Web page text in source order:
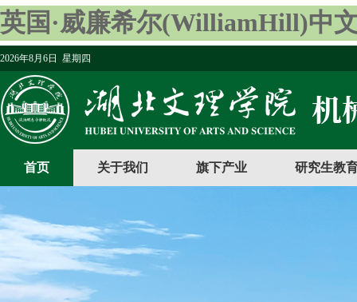
英国·威廉希尔(WilliamHill)中
2026年8月6日 星期四
首页 关于我们 旗下产业 研究生教